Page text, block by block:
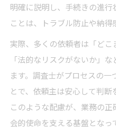
明確に説明し、手続きの進
ことは、トラブル防止や納得
実際、多くの依頼者は「どこ
「法的なリスクがないか」
ます。調査士がプロセスの
とで、依頼主は安心して判断
このような配慮が、業務の
会的使命を支える基盤となっ